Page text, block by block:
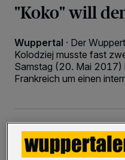
"Koko" will
Wuppertal · Der
Kolodziej musste fast
Samstag (20. Mai
Frankreich um einen